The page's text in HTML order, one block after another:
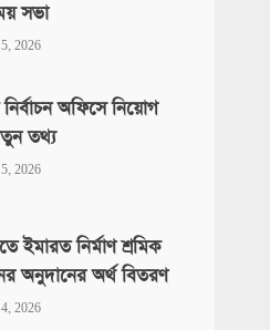
সভা
2026
নির্বাচন অফিসে নিয়োগ
তথ্য
2026
ইমারত নির্মাণ শ্রমিক
অনুদানের অর্থ বিতরণ
2026